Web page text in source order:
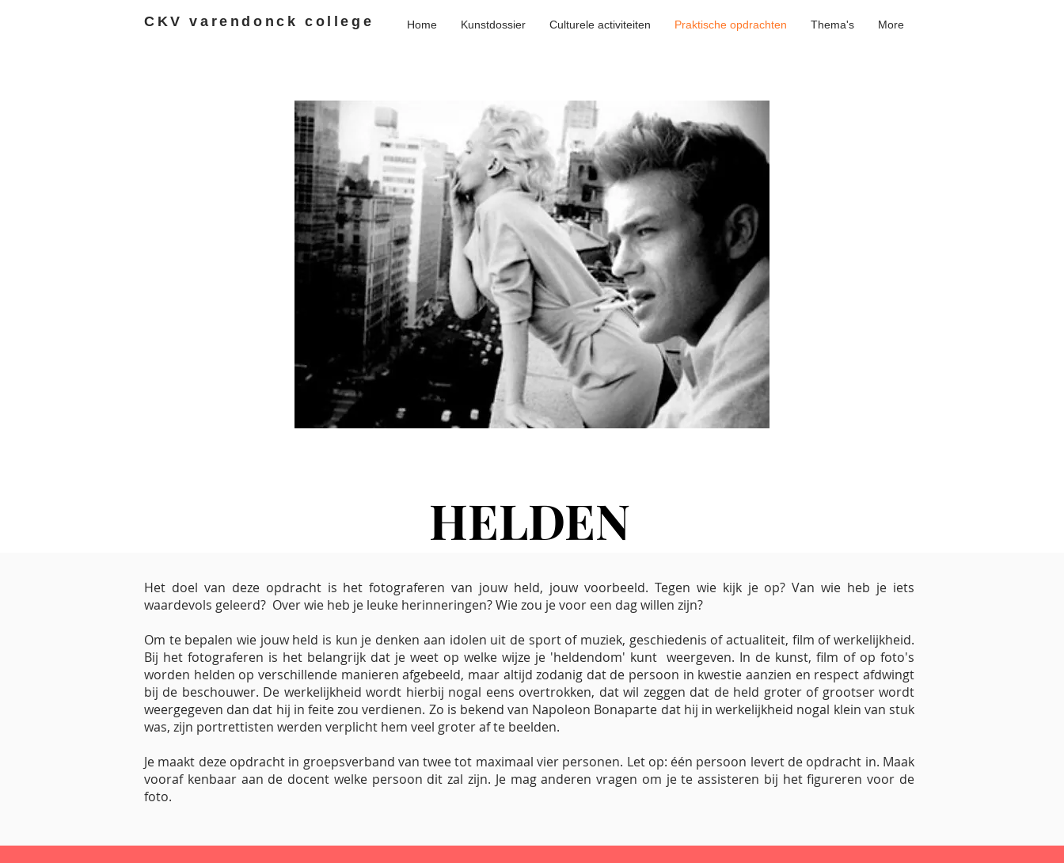
CKV varendonck college Home Kunstdossier Culturele activiteiten Praktische opdrachten Thema's More
HELDEN
Het doel van deze opdracht is het fotograferen van jouw held, jouw voorbeeld. Tegen wie kijk je op? Van wie heb je iets
waardevols geleerd? Over wie heb je leuke herinneringen? Wie zou je voor een dag willen zijn?
Om te bepalen wie jouw held is kun je denken aan idolen uit de sport of muziek, geschiedenis of actualiteit, film of werkelijkheid.
Bij het fotograferen is het belangrijk dat je weet op welke wijze je 'heldendom' kunt weergeven. In de kunst, film of op foto's
worden helden op verschillende manieren afgebeeld, maar altijd zodanig dat de persoon in kwestie aanzien en respect afdwingt
bij de beschouwer. De werkelijkheid wordt hierbij nogal eens overtrokken, dat wil zeggen dat de held groter of grootser wordt
weergegeven dan dat hij in feite zou verdienen. Zo is bekend van Napoleon Bonaparte dat hij in werkelijkheid nogal klein van stuk
was, zijn portrettisten werden verplicht hem veel groter af te beelden.
Je maakt deze opdracht in groepsverband van twee tot maximaal vier personen. Let op: één persoon levert de opdracht in. Maak
vooraf kenbaar aan de docent welke persoon dit zal zijn. Je mag anderen vragen om je te assisteren bij het figureren voor de
foto.